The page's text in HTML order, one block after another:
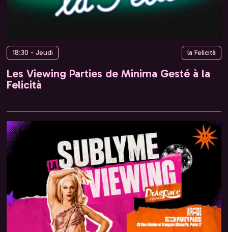
18:30 - Jeudi la Felicità
Les Viewing Parties de Minima Gesté à la
Felicità